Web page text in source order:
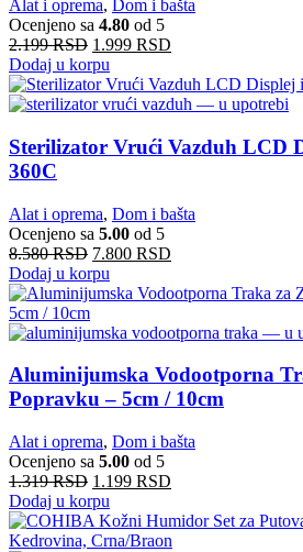
Alat i oprema, Dom i bašta
Ocenjeno sa 4.80 od 5
2.199RSD 1.999 RSD
Dodaj u korpu
Sterilizator Vrući Vazduh LCD
360C
Alat i oprema, Dom i bašta
Ocenjeno sa 5.00 od 5
8.580RSD 7.800 RSD
Dodaj u korpu
Aluminijumska Vodootporna
Popravku – 5cm / 10cm
Alat i oprema, Dom i bašta
Ocenjeno sa 5.00 od 5
1.319RSD 1.199 RSD
Dodaj u korpu